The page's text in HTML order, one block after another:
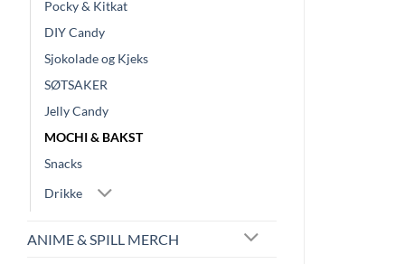
Pocky & Kitkat
DIY Candy
Sjokolade og Kjeks
SØTSAKER
Jelly Candy
MOCHI & BAKST
Snacks
Drikke
ANIME & SPILL MERCH